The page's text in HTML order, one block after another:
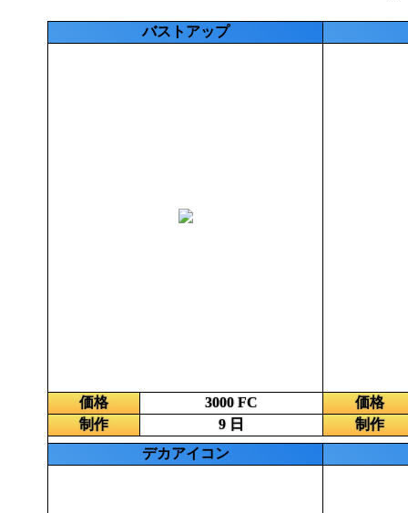
バストアップ
価格 3000 FC
価格
制作
9 日
制作
デカアイコン